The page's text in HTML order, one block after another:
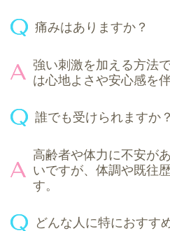
痛みはありますか？
強い刺激を加える方法
は心地よさや安心感を伴
誰でも受けられますか？
高齢者や体力に不安が
いですが、体調や既往
す。
どんな人に特におすす